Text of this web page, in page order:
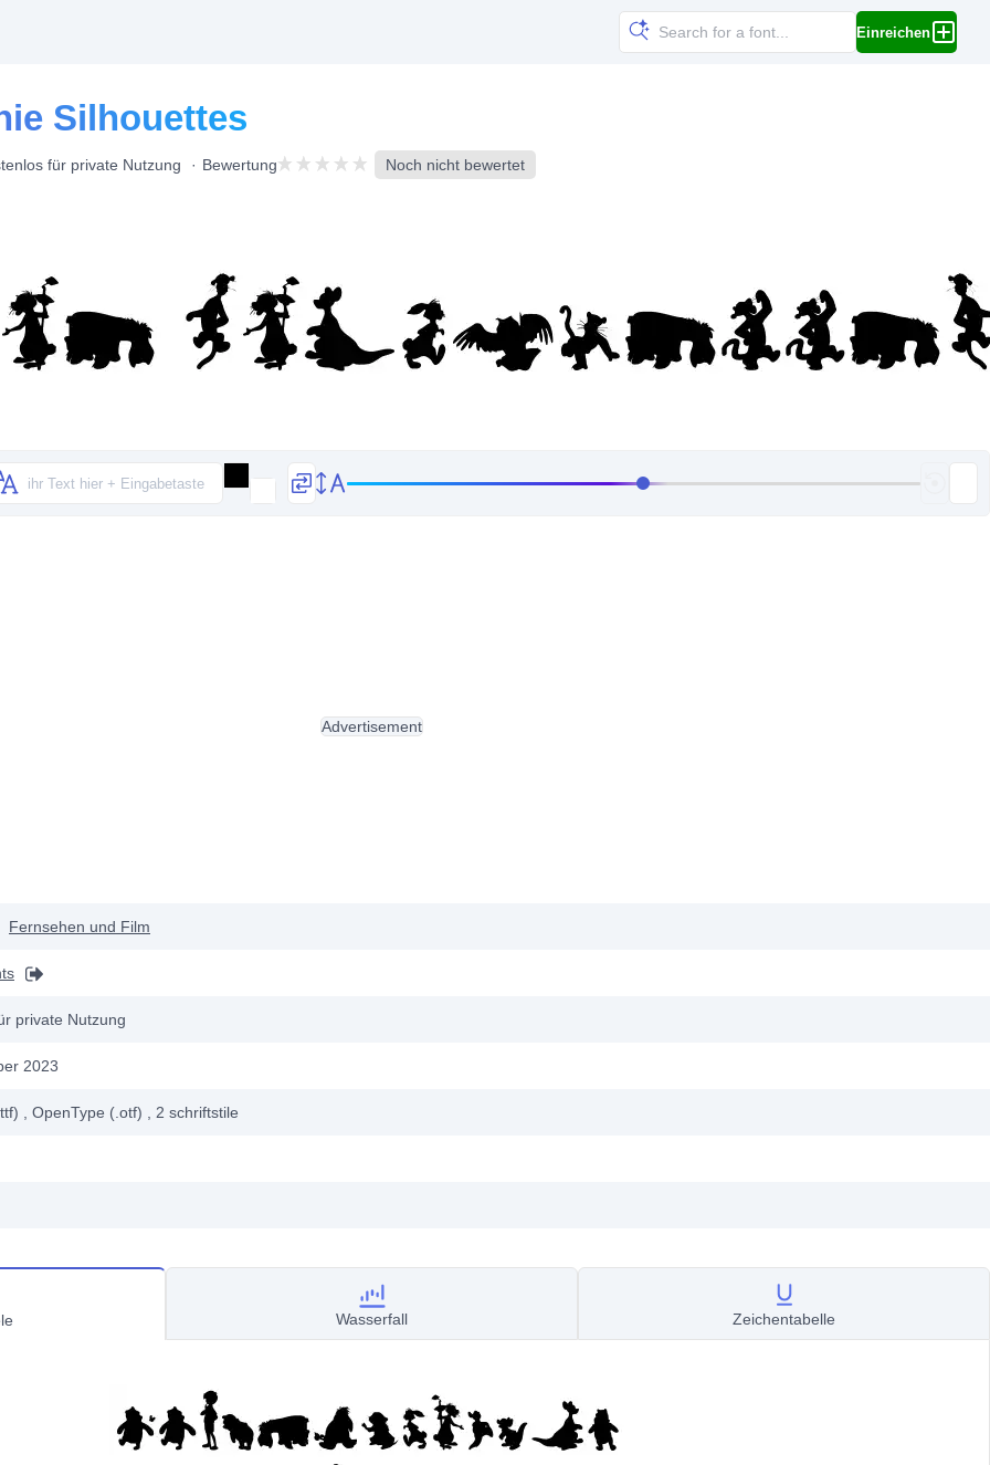
Einreichen
Silhouettes
für private Nutzung Bewertung Noch nicht bewertet
Fernsehen und Film
private Nutzung
2023
, OpenType (.otf) , 2 schriftstile
Advertisement
Wasserfall Zeichentabelle